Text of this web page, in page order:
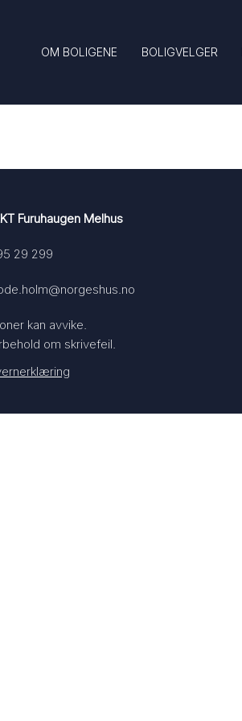
OM BOLIGENE BOLIGVELGER
Furuhaugen Melhus
29 299
kan avvike.
om skrivefeil.